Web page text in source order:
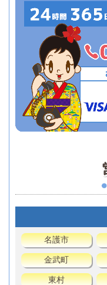
名護市
金武町
東村